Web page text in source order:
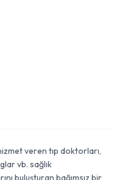
veren tıp doktorları,
vb. sağlık
buluşturan bağımsız bir